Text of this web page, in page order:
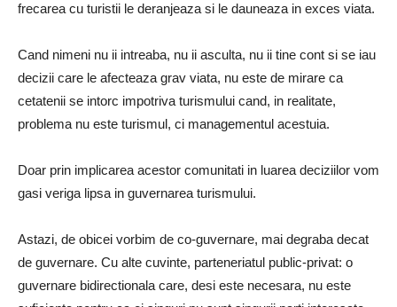
frecarea cu turistii le deranjeaza si le dauneaza in exces viata.
Cand nimeni nu ii intreaba, nu ii asculta, nu ii tine cont si se iau
decizii care le afecteaza grav viata, nu este de mirare ca
cetatenii se intorc impotriva turismului cand, in realitate,
problema nu este turismul, ci managementul acestuia.
Doar prin implicarea acestor comunitati in luarea deciziilor vom
gasi veriga lipsa in guvernarea turismului.
Astazi, de obicei vorbim de co-guvernare, mai degraba decat
de guvernare. Cu alte cuvinte, parteneriatul public-privat: o
guvernare bidirectionala care, desi este necesara, nu este